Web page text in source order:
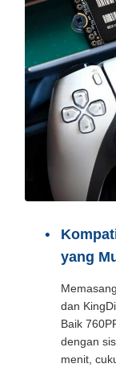
yang
dan
Baik
dengan
menit,